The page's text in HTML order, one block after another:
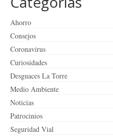
Ahorro
Consejos
Coronavirus
Curiosidades
Desguaces La Torre
Medio Ambiente
Noticias
Patrocinios
Seguridad Vial